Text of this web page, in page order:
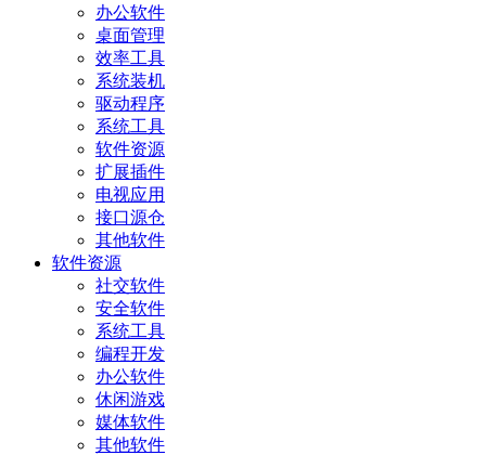
办公软件
桌面管理
效率工具
系统装机
驱动程序
系统工具
软件资源
扩展插件
电视应用
接口源仓
其他软件
软件资源
社交软件
安全软件
系统工具
编程开发
办公软件
休闲游戏
媒体软件
其他软件